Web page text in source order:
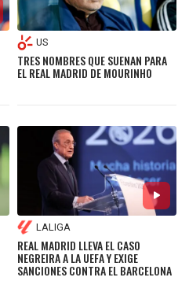
US
TRES NOMBRES QUE SUENAN PARA
EL REAL MADRID DE MOURINHO
LALIGA
REAL MADRID LLEVA EL CASO
NEGREIRA A LA UEFA Y EXIGE
SANCIONES CONTRA EL BARCELONA